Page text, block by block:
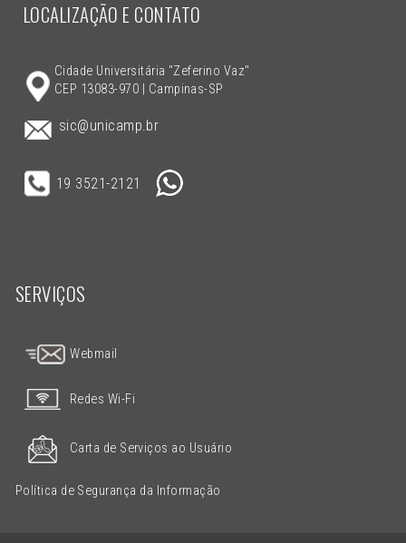
LOCALIZAÇÃO E CONTATO
Cidade Universitária "Zeferino Vaz"
CEP 13083-970 | Campinas-SP
sic@unicamp.br
19 3521-2121
SERVIÇOS
Webmail
Redes Wi-Fi
Carta de Serviços ao Usuário
Política de Segurança da Informação